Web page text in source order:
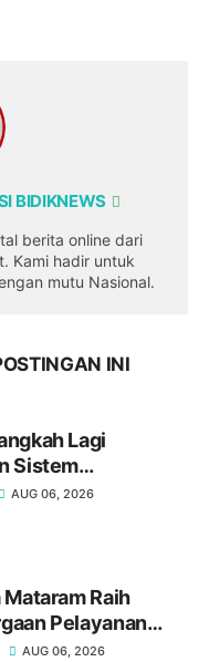
BIDIKNEWS
berita online dari
Kami hadir untuk
mutu Nasional.
INI
Lagi
Sistem
Talenta ASN
AUG 06, 2026
Raih
Pelayanan
A dari Kapolri
AUG 06, 2026